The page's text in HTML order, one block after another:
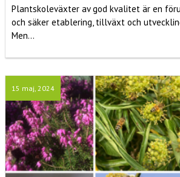
Plantskoleväxter av god kvalitet är en
och säker etablering, tillväxt och
Men...
15 maj, 2024